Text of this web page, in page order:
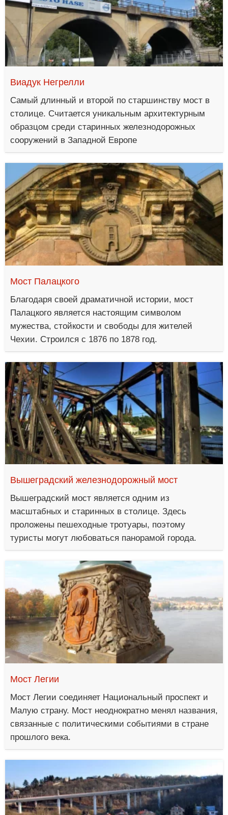
Виадук Негрелли
Самый длинный и второй по старшинству мост в
столице. Считается уникальным архитектурным
образцом среди старинных железнодорожных
сооружений в Западной Европе
Мост Палацкого
Благодаря своей драматичной истории, мост
Палацкого является настоящим символом
мужества, стойкости и свободы для жителей
Чехии. Строился с 1876 по 1878 год.
Вышеградский железнодорожный мост
Вышеградский мост является одним из
масштабных и старинных в столице. Здесь
проложены пешеходные тротуары, поэтому
туристы могут любоваться панорамой города.
Мост Легии
Мост Легии соединяет Национальный проспект и
Малую страну. Мост неоднократно менял названия,
связанные с политическими событиями в стране
прошлого века.